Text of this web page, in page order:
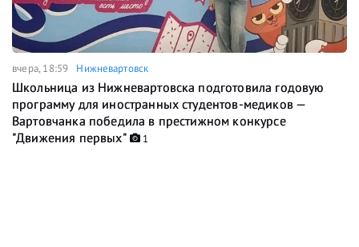
вчера, 18:59 Нижневартовск
Школьница из Нижневартовска подготовила годовую
программу для иностранных студентов-медиков —
Вартовчанка победила в престижном конкурсе
"Движения первых"
1